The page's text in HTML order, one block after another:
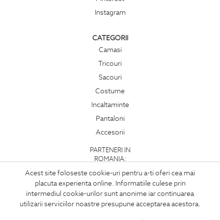
Acest site foloseste cookie-uri pentru a-ti oferi cea mai
placuta experienta online. Informatiile culese prin
intermediul cookie-urilor sunt anonime iar continuarea
utilizarii serviciilor noastre presupune acceptarea acestora.
Instagram
CATEGORII
Camasi
Tricouri
Sacouri
Costume
Incaltaminte
Pantaloni
Accesorii
PARTENERI IN
ROMANIA: